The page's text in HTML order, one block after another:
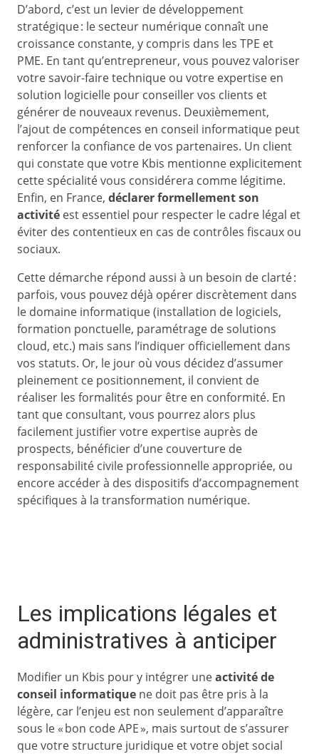
D’abord, c’est un levier de développement
stratégique : le secteur numérique connaît une
croissance constante, y compris dans les TPE et
PME. En tant qu’entrepreneur, vous pouvez valoriser
votre savoir-faire technique ou votre expertise en
solution logicielle pour conseiller vos clients et
générer de nouveaux revenus. Deuxièmement,
l’ajout de compétences en conseil informatique peut
renforcer la confiance de vos partenaires. Un client
qui constate que votre Kbis mentionne explicitement
cette spécialité vous considérera comme légitime.
Enfin, en France, déclarer formellement son
activité est essentiel pour respecter le cadre légal et
éviter des contentieux en cas de contrôles fiscaux ou
sociaux.
Cette démarche répond aussi à un besoin de clarté :
parfois, vous pouvez déjà opérer discrètement dans
le domaine informatique (installation de logiciels,
formation ponctuelle, paramétrage de solutions
cloud, etc.) mais sans l’indiquer officiellement dans
vos statuts. Or, le jour où vous décidez d’assumer
pleinement ce positionnement, il convient de
réaliser les formalités pour être en conformité. En
tant que consultant, vous pourrez alors plus
facilement justifier votre expertise auprès de
prospects, bénéficier d’une couverture de
responsabilité civile professionnelle appropriée, ou
encore accéder à des dispositifs d’accompagnement
spécifiques à la transformation numérique.
Les implications légales et
administratives à anticiper
Modifier un Kbis pour y intégrer uneactivité de
conseil informatique ne doit pas être pris à la
légère, car l’enjeu est non seulement d’apparaître
sous le « bon code APE », mais surtout de s’assurer
que votre structure juridique et votre objet social